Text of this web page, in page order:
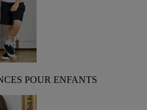
POUR ENFANTS